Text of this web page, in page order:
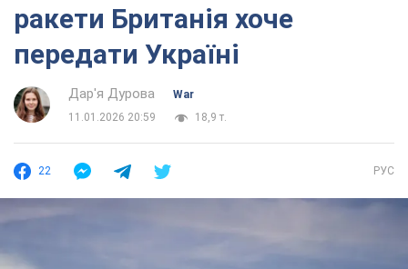
ракети Британія хоче
передати Україні
Дар'я Дурова
War
11.01.2026 20:59
18,9 т.
22 РУС